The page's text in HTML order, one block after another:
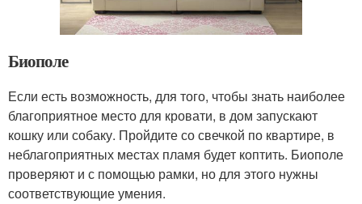
Биополе
Если есть возможность, для того, чтобы знать наиболее
благоприятное место для кровати, в дом запускают
кошку или собаку. Пройдите со свечкой по квартире, в
неблагоприятных местах пламя будет коптить. Биополе
проверяют и с помощью рамки, но для этого нужны
соответствующие умения.